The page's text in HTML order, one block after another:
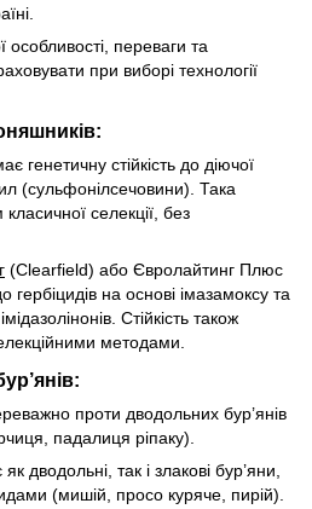
переваги та
при виборі технології
генетичну стійкість до діючої
(сульфонілсечовини). Така
селекції, без
(Clearfield) або Євролайтинг Плюс
гербіцидів на основі імазамоксу та
Стійкість також
методами.
проти дводольних бур’янів
падалиця ріпаку).
дводольні, так і злакові бур’яни,
(мишій, просо куряче, пирій).